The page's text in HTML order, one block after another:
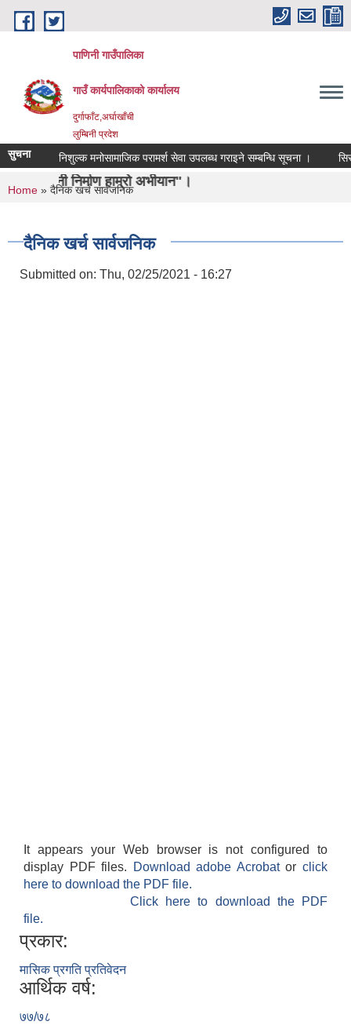
Skip to main content
पाणिनी गाउँपालिका
गाउँ कार्यपालिकाको कार्यालय
दुर्गाफाँट,अर्घाखाँची
लुम्बिनी प्रदेश
हाम्रो अभीयान"।
सुचना निशुल्क मनोसामाजिक परामर्श सेवा उपलब्ध गराइने सम्बन्धि सूचना । सिसा,
You are here
Home » दैनिक खर्च सार्वजनिक
दैनिक खर्च सार्वजनिक
Submitted on: Thu, 02/25/2021 - 16:27
It appears your Web browser is not configured to
display PDF files.
Download adobe Acrobatorclick
here to download the PDF file.
Click here to download the PDF
file.
प्रकार:
मासिक प्रगति प्रतिवेदन
आर्थिक वर्ष:
७७/७८